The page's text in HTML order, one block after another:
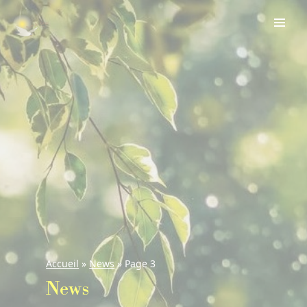
Accueil » News» Page 3
News